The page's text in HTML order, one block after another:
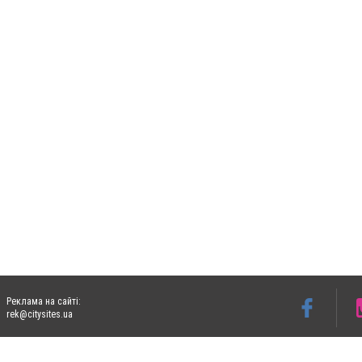
Реклама на сайті:
rek@citysites.ua